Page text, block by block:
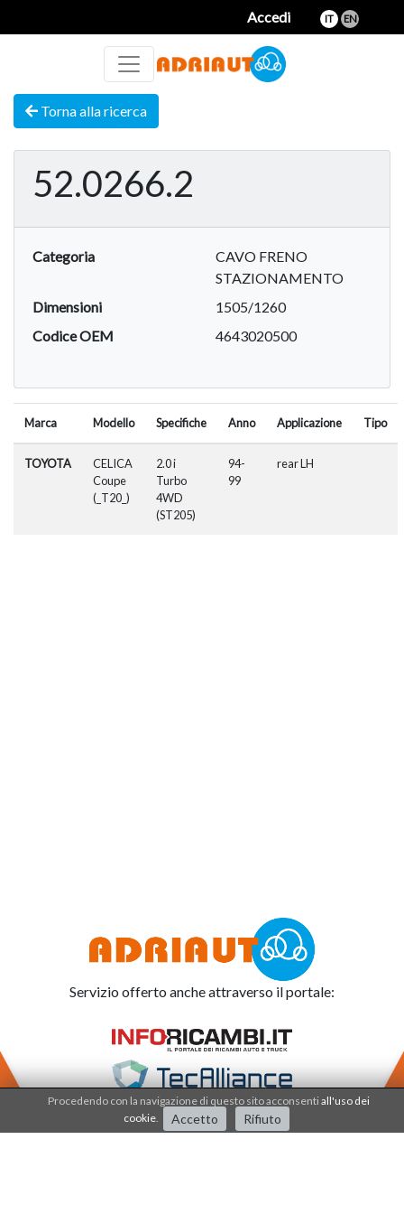
Accedi IT EN
Torna alla ricerca
52.0266.2
Categoria
CAVO FRENO
STAZIONAMENTO
Dimensioni
1505/1260
Codice OEM
4643020500
Marca Modello Specifiche Anno Applicazione Tipo
TOYOTA
CELICA
Coupe
(_T20_)
2.0 i
Turbo
4WD
(ST205)
94-
99
rear LH
Servizio offerto anche attraverso il portale:
Procedendo con la navigazione di questo sito acconsenti all'uso dei
cookie
Accetto Rifiuto